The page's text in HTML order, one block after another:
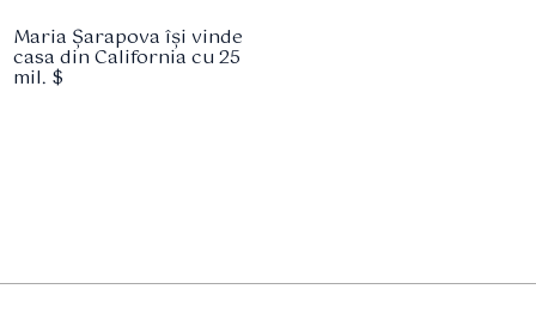
Maria Șarapova își vinde
casa din California cu 25
mil. $